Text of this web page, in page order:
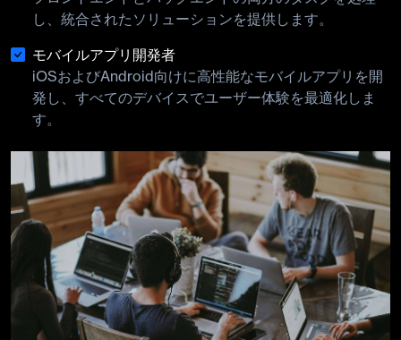
し、統合されたソリューションを提供します。
モバイルアプリ開発者
iOSおよびAndroid向けに高性能なモバイルアプリを開
発し、すべてのデバイスでユーザー体験を最適化しま
す。